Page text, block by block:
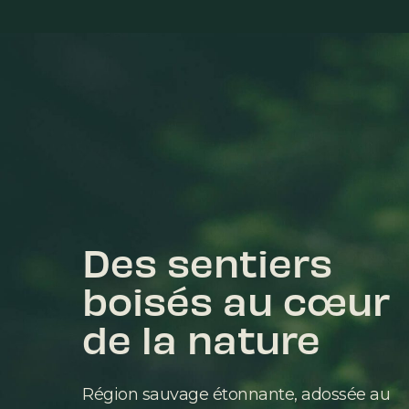
Des sentiers
boisés au cœur
de la nature
Région sauvage étonnante, adossée au